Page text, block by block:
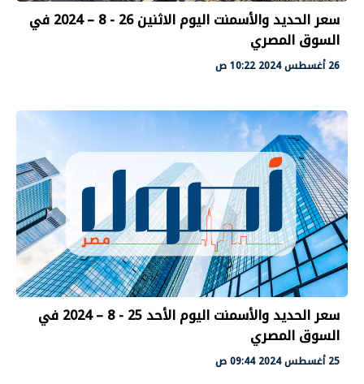
سعر الحديد والأسمنت اليوم الاثنين 26 - 8 – 2024 في
السوق المصري
26 أغسطس 2024 10:22 ص
سعر الحديد والأسمنت اليوم الأحد 25 - 8 – 2024 في
السوق المصري
25 أغسطس 2024 09:44 ص